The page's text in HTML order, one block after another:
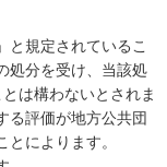
と規定されているこ
処分を受け、当該処
は構わないとされま
る評価が地方公共団
によります。